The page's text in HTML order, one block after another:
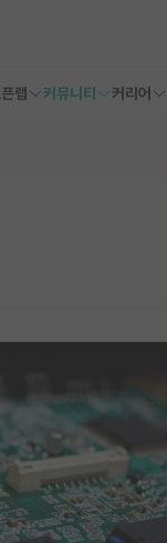
랩 커뮤니티 커리어